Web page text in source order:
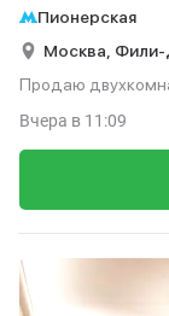
Пионерская
Москва, Фили-
Продаю
Вчера в 11:09